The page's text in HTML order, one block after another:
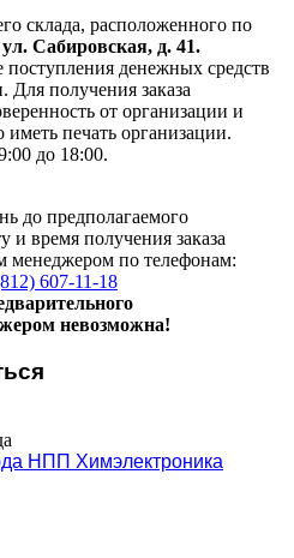
склада, расположенного по
Сабировская, д. 41.
поступления денежных средств
Для получения заказа
от организации и
иметь печать организации.
до 18:00.
до предполагаемого
и время получения заказа
менеджером по телефонам:
607-11-18
невозможна!
НПП Химэлектроника